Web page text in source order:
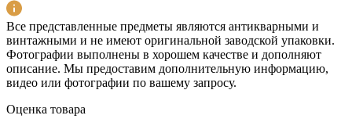
Все представленные предметы являются антикварными и
винтажными и не имеют оригинальной заводской упаковки.
Фотографии выполнены в хорошем качестве и дополняют
описание. Мы предоставим дополнительную информацию,
видео или фотографии по вашему запросу.
Оценка товара